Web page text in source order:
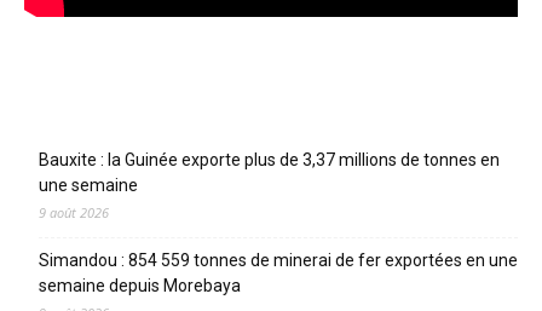
Bauxite : la Guinée exporte plus de 3,37 millions de tonnes en
une semaine
9 août 2026
Simandou : 854 559 tonnes de minerai de fer exportées en une
semaine depuis Morebaya